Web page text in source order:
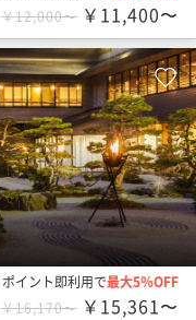
￥12,000〜 ￥11,400〜
ポイント即利用で最大5％OFF
￥16,170〜 ￥15,361〜